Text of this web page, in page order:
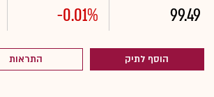
99.49
-0.01%
הוסף לתיק התראות